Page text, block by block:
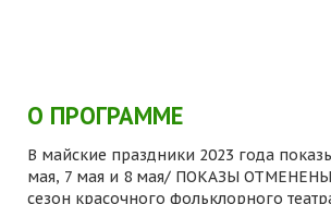
О ПРОГРАММЕ
В майские праздники 2023 года
мая, 7 мая и 8 мая/ ПОКАЗЫ
сезон красочного фольклорного